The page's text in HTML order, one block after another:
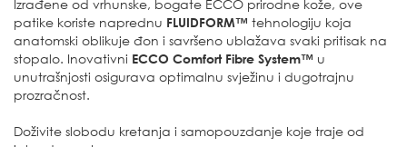
Izrađene od vrhunske, bogate ECCO prirodne kože, ove
patike koriste naprednu FLUIDFORM™ tehnologiju koja
anatomski oblikuje đon i savršeno ublažava svaki pritisak na
stopalo. Inovativni ECCO Comfort Fibre System™ u
unutrašnjosti osigurava optimalnu svježinu i dugotrajnu
prozračnost.
Doživite slobodu kretanja i samopouzdanje koje traje od